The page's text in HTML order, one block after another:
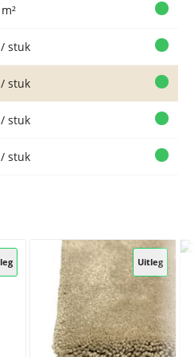
stuk
stuk
stuk
stuk
Uitleg